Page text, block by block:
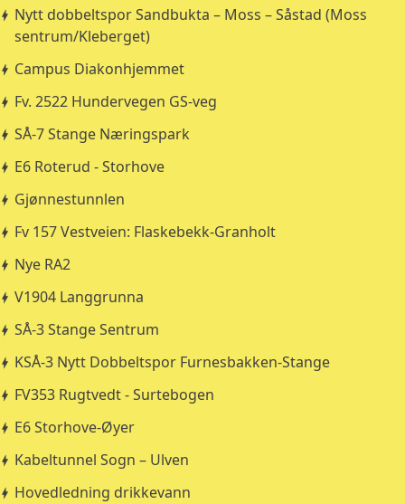
Nytt dobbeltspor Sandbukta – Moss – Såstad (Moss
sentrum/Kleberget)
Campus Diakonhjemmet
Fv. 2522 Hundervegen GS-veg
SÅ-7 Stange Næringspark
E6 Roterud - Storhove
Gjønnestunnlen
Fv 157 Vestveien: Flaskebekk-Granholt
Nye RA2
V1904 Langgrunna
SÅ-3 Stange Sentrum
KSÅ-3 Nytt Dobbeltspor Furnesbakken-Stange
FV353 Rugtvedt - Surtebogen
E6 Storhove-Øyer
Kabeltunnel Sogn – Ulven
Hovedledning drikkevann